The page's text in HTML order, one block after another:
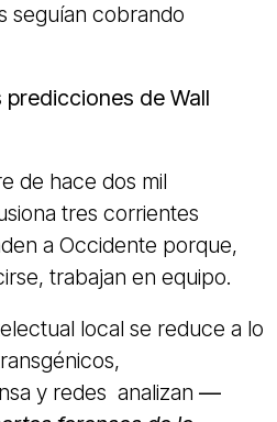
seguían cobrando
predicciones de Wall
de hace dos mil
tres corrientes
a Occidente porque,
trabajan en equipo.
local se reduce a lo
y redes analizan —